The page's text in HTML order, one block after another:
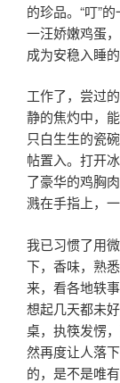
的珍品。“叮”
一汪娇嫩鸡蛋
成为安稳入睡的
工作了，尝过
静的焦灼中，
只白生生的瓷
帖置入。打开
了豪华的鸡胸
溅在手指上，一
我已习惯了用
下，香味，熟
来，看各地轶
想起几天都未
桌，执筷发愣
然再度让人落
的，是不是唯